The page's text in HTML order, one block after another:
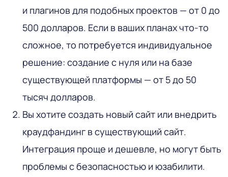
и плагинов для подобных проектов — от 0 до
500 долларов. Если в ваших планах что-то
сложное, то потребуется индивидуальное
решение: создание с нуля или на базе
существующей платформы — от 5 до 50
тысяч долларов.
Вы хотите создать новый сайт или внедрить
краудфандинг в существующий сайт.
Интеграция проще и дешевле, но могут быть
проблемы с безопасностью и юзабилити.